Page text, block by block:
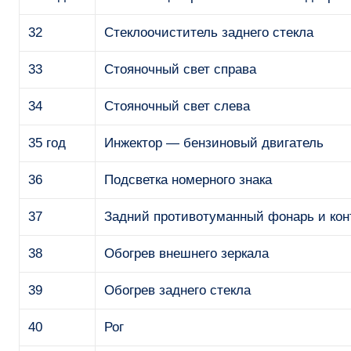
32 Стеклоочиститель заднего стекла
33 Стояночный свет справа
34 Стояночный свет слева
35 год Инжектор — бензиновый двигатель
36 Подсветка номерного знака
37 Задний противотуманный фонарь и
38 Обогрев внешнего зеркала
39 Обогрев заднего стекла
40 Рог